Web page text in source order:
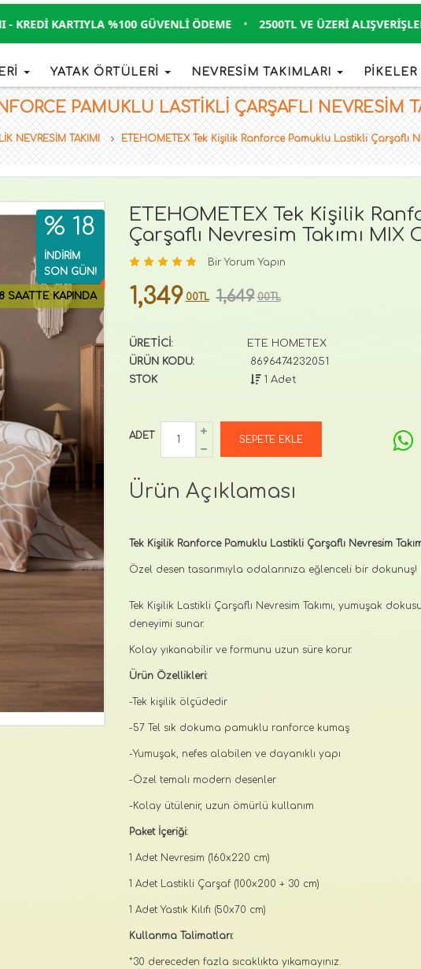
KARTIYLA %100 GÜVENLI ÖDEME • 2500TL VE ÜZERI
YATAK ÖRTÜLERİ NEVRESİM TAKIMLARI PİKELER
PAMUKLU LASTIKLI ÇARŞAFLI NEVRESIM
NEVRESİM TAKIMI ETEHOMETEX Tek Kişilik Ranforce Pamuklu Lastikli Çarşaflı
SAATTE KAPINDA
% 18
İNDİRİM
SON GÜN!
ETEHOMETEX Tek Kişilik
Çarşaflı Nevresim Takımı MIX
Bir Yorum Yapın
1,349 00TL 1,649 00TL
ÜRETİCİ:
ETE HOMETEX
ÜRÜN KODU:
8696474232051
STOK
1 Adet
ADET
Ürün Açıklaması
Tek Kişilik Ranforce Pamuklu Lastikli Çarşaflı Nevresim
Özel desen tasarımıyla odalarınıza eğlenceli bir dokunuş!
Tek Kişilik Lastikli Çarşaflı Nevresim Takımı, yumuşak
deneyimi sunar.
Kolay yıkanabilir ve formunu uzun süre korur.
Ürün Özellikleri:
-Tek kişilik ölçüdedir
-57 Tel sık dokuma pamuklu ranforce kumaş
-Yumuşak, nefes alabilen ve dayanıklı yapı
-Özel temalı modern desenler
-Kolay ütülenir, uzun ömürlü kullanım
Paket İçeriği:
1 Adet Nevresim (160x220 cm)
1 Adet Lastikli Çarşaf (100x200 + 30 cm)
1 Adet Yastık Kılıfı (50x70 cm)
Kullanma Talimatları:
*30 dereceden fazla sıcaklıkta yıkamayınız.